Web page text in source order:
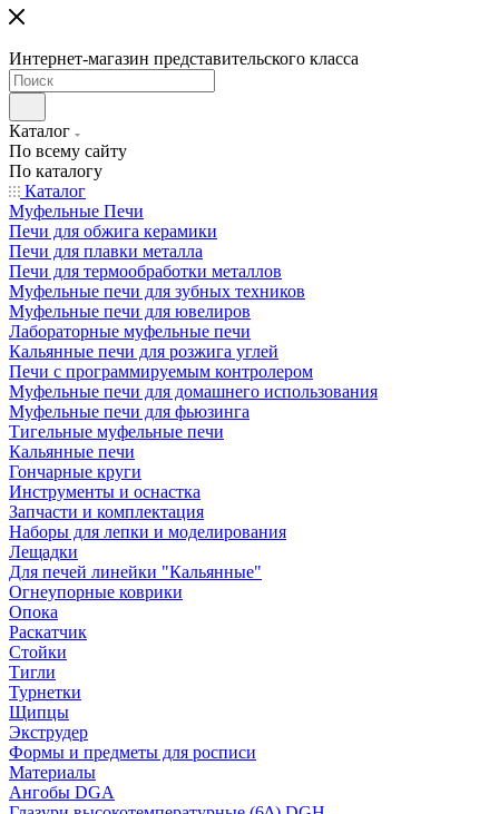
Интернет-магазин представительского класса
Каталог
По всему сайту
По каталогу
Каталог
Муфельные Печи
Печи для обжига керамики
Печи для плавки металла
Печи для термообработки металлов
Муфельные печи для зубных техников
Муфельные печи для ювелиров
Лабораторные муфельные печи
Кальянные печи для розжига углей
Печи с программируемым контролером
Муфельные печи для домашнего использования
Муфельные печи для фьюзинга
Тигельные муфельные печи
Кальянные печи
Гончарные круги
Инструменты и оснастка
Запчасти и комплектация
Наборы для лепки и моделирования
Лещадки
Для печей линейки "Кальянные"
Огнеупорные коврики
Опока
Раскатчик
Стойки
Тигли
Турнетки
Щипцы
Экструдер
Формы и предметы для росписи
Материалы
Ангобы DGA